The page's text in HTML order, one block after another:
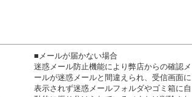
■メールが届かない場合
迷惑メール防止機能により弊店からの確認メ
ールが迷惑メールと間違えられ、受信画面に
表示されず迷惑メールフォルダやゴミ箱に自